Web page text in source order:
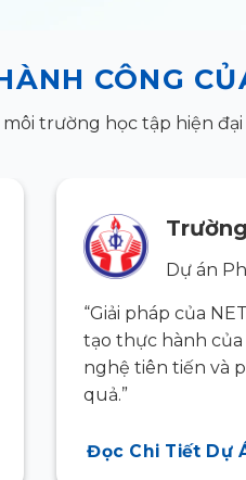
CÔNG
trường học tập hiện đại
Dự án
“Giải pháp của
tạo thực hành của
nghệ tiên tiến và
quả.”
Đọc Chi Tiết Dự